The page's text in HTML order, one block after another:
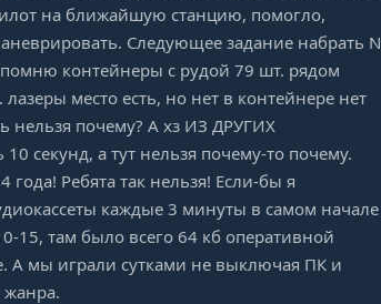
на ближайшую станцию, помогло,
Следующее задание набрать N
контейнеры с рудой 79 шт. рядом
место есть, но нет в контейнере нет
нельзя почему? А хз ИЗ ДРУГИХ
а тут нельзя почему-то почему.
Ребята так нельзя! Если-бы я
каждые 3 минуты в самом начале
15, там было всего 64 кб оперативной
А мы играли сутками не выключая ПК и
жанра.